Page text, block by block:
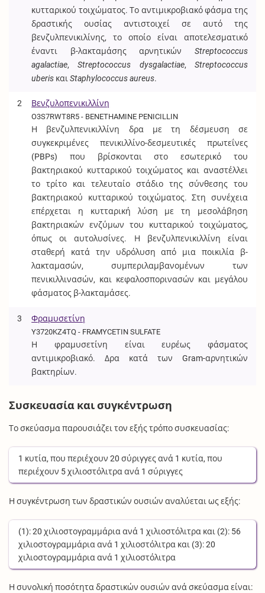
κυτταρικού τοιχώματος. Το αντιμικροβιακό φάσμα της
δραστικής ουσίας αντιστοιχεί σε αυτό της
βενζυλπενικιλίνης, το οποίο είναι αποτελεσματικό
έναντι β-λακταμάσης αρνητικών Streptococcus
agalactiae,Streptococcus dysgalactiae, Streptococcus
uberis καιStaphylococcus aureus.
2 Βενζυλοπενικιλλίνη
O3S7RWT8R5 - BENETHAMINE PENICILLIN
Η βενζυλπενικιλλίνη δρα με τη δέσμευση σε
συγκεκριμένες πενικιλλίνο-δεσμευτικές πρωτεΐνες
(PBPs) που βρίσκονται στο εσωτερικό του
βακτηριακού κυτταρικού τοιχώματος και αναστέλλει
το τρίτο και τελευταίο στάδιο της σύνθεσης του
βακτηριακού κυτταρικού τοιχώματος. Στη συνέχεια
επέρχεται η κυτταρική λύση με τη μεσολάβηση
βακτηριακών ενζύμων του κυτταρικού τοιχώματος,
όπως οι αυτολυσίνες. Η βενζυλπενικιλλίνη είναι
σταθερή κατά την υδρόλυση από μια ποικιλία β-
λακταμασών, συμπεριλαμβανομένων των
πενικιλλινασών, και κεφαλοσπορινασών και μεγάλου
φάσματος β-λακταμάσες.
3 Φραμυσετίνη
Y3720KZ4TQ - FRAMYCETIN SULFATE
Η φραμυσετίνη είναι ευρέως φάσματος
αντιμικροβιακό. Δρα κατά των Gram-αρνητικών
βακτηρίων.
Συσκευασία και συγκέντρωση
Το σκεύασμα παρουσιάζει τον εξής τρόπο συσκευασίας:
1 κυτία, που περιέχουν20 σύριγγεςανά 1 κυτία, που
περιέχουν 5χιλιοστόλιτρα ανά 1 σύριγγες
Η συγκέντρωση των δραστικών ουσιών αναλύεται ως εξής:
(1):20 χιλιοστογραμμάρια ανά 1 χιλιοστόλιτρα και (2): 56
χιλιοστογραμμάρια ανά 1 χιλιοστόλιτρα και (3):20
χιλιοστογραμμάρια ανά 1 χιλιοστόλιτρα
Η συνολική ποσότητα δραστικών ουσιών ανά σκεύασμα είναι: